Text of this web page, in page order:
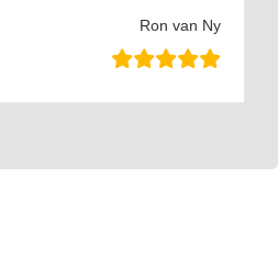
Ron van Ny